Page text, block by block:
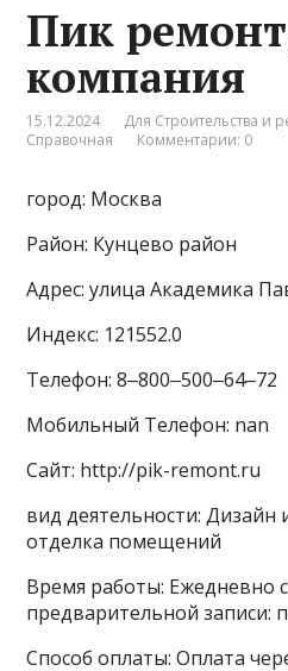
Пик
компания
15.12.2024 Для Строительства и
Справочная
Комментарии: 0
город: Москва
Район: Кунцево район
Адрес: улица Академика
Индекс: 121552.0
Телефон: 8‒800‒500‒64‒72
Мобильный Телефон: nan
Сайт: http://pik-remont.ru
вид деятельности:
отделка помещений
Время работы: Ежедневно
предварительной записи:
Способ оплаты: Оплата